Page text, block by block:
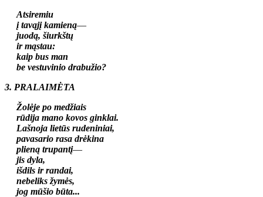
Atsiremiu
į tavąjį kamieną—
juodą, šiurkštų
ir mąstau:
kaip bus man
be vestuvinio drabužio?
3. PRALAIMĖTA
Žolėje po medžiais
rūdija mano kovos ginklai.
Lašnoja lietūs rudeniniai,
pavasario rasa drėkina
plieną trupantį—
jis dyla,
išdils ir randai,
nebeliks žymės,
jog mūšio būta...